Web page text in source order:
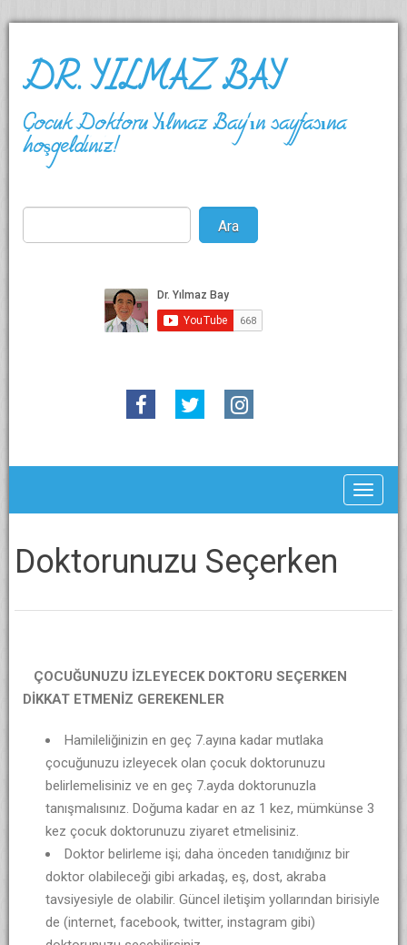
DR. YILMAZ BAY
Çocuk Doktoru Yılmaz Bay'ın sayfasına
hoşgeldiniz!
Doktorunuzu Seçerken
ÇOCUĞUNUZU İZLEYECEK DOKTORU SEÇERKEN
DİKKAT ETMENİZ GEREKENLER
Hamileliğinizin en geç 7.ayına kadar mutlaka
çocuğunuzu izleyecek olan çocuk doktorunuzu
belirlemelisiniz ve en geç 7.ayda doktorunuzla
tanışmalısınız. Doğuma kadar en az 1 kez, mümkünse 3
kez çocuk doktorunuzu ziyaret etmelisiniz.
Doktor belirleme işi; daha önceden tanıdığınız bir
doktor olabileceği gibi arkadaş, eş, dost, akraba
tavsiyesiyle de olabilir. Güncel iletişim yollarından birisiyle
de (internet, facebook, twitter, instagram gibi)